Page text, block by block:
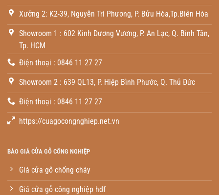
Xưởng 2: K2-39, Nguyễn Tri Phương, P. Bửu Hòa,Tp.Biên Hòa
Showroom 1 : 602 Kinh Dương Vương, P. An Lạc, Q. Binh Tân,
Tp. HCM
Điện thoại : 0846 11 27 27
Showroom 2 : 639 QL13, P. Hiệp Bình Phước, Q. Thủ Đức
Điện thoại : 0846 11 27 27
https://cuagocongnghiep.net.vn
BÁO GIÁ CỬA GỖ CÔNG NGHIỆP
Giá cửa gỗ chống cháy
Giá cửa gỗ công nghiệp hdf